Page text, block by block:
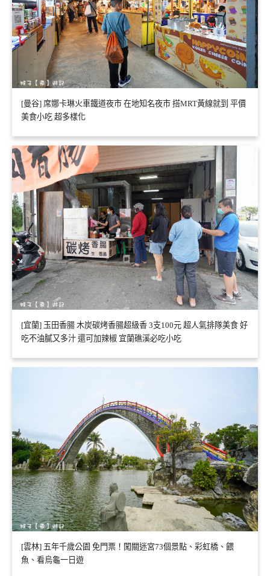
[曼谷] 席娜卡琳火車鐵道夜市 在地知名夜市 搭MRT黃線就到 平價
美食小吃 超多樣化
[宜蘭] 玉田香腸 木炭碳烤香腸超級香 3支100元 超人氣排隊美食 好
吃不油膩又多汁 還可加辣椒 宜蘭礁溪必吃小吃
[雲林] 五年千歲公園 免門票！闖關迷宮73個景點、彩虹橋、餵
魚、看烏龜一日遊